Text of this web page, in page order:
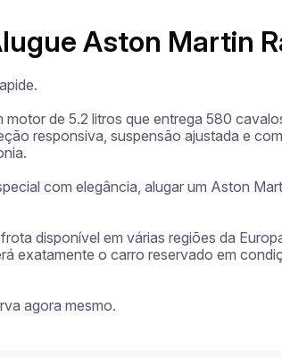
Aston Martin
de 5.2 litros que entrega 580
responsiva, suspensão ajustada e
com elegância, alugar um Aston
disponível em várias regiões da
exatamente o carro reservado em
agora mesmo.